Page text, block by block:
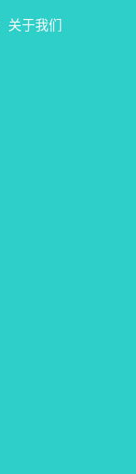
关于我们